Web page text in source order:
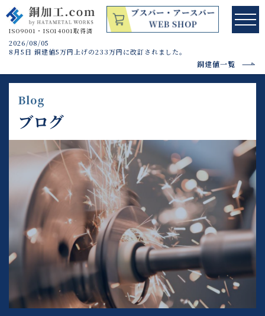
2026/08/05
8月5日 銅建値5万円上げの233万円に改訂されました。
銅建値一覧
Blog
ブログ